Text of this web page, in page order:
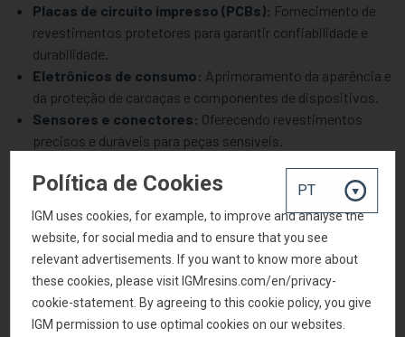
Placas de circuito impresso (PCBs): Fornecimento de
revestimentos protetores para garantir confiabilidade e
durabilidade.
Eletrônicos de consumo: Aprimoramento da aparência e
da proteção de carcaças e componentes de dispositivos.
Sensores e conectores: Oferecendo revestimentos
precisos e duráveis para peças sensíveis.
para sistemas eletrônicos de alto desempenho.
iGM Resins: Seu parceiro em
soluções de revestimento para
eletrônicos e elétricos
Política de Cookies
IGM uses cookies, for example, to improve and analyse the
website, for social media and to ensure that you see
relevant advertisements. If you want to know more about
these cookies, please visit IGMresins.com/en/privacy-
cookie-statement. By agreeing to this cookie policy, you give
IGM permission to use optimal cookies on our websites.